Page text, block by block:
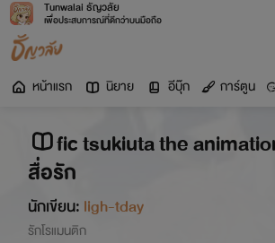
Tunwalai ธัญวลัย
เพื่อประสบการณ์ที่ดีกว่าบนมือถือ
หน้าแรก นิยาย อีบุ๊ก การ์ตูน
fic tsukiuta the
สื่อรัก
นักเขียน: ligh-tday
รักโรแมนติก